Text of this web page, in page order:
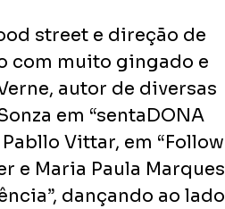
street e direção de
com muito gingado e
autor de diversas
em “sentaDONA
Vittar, em “Follow
e Maria Paula Marques
dançando ao lado